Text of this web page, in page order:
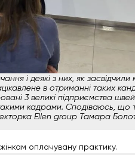
і деякі з них, як
в отриманні таких
3 великі підприємства
кадрами. Сподіваюсь, що
Ellen group Тамара
оплачувану практику.